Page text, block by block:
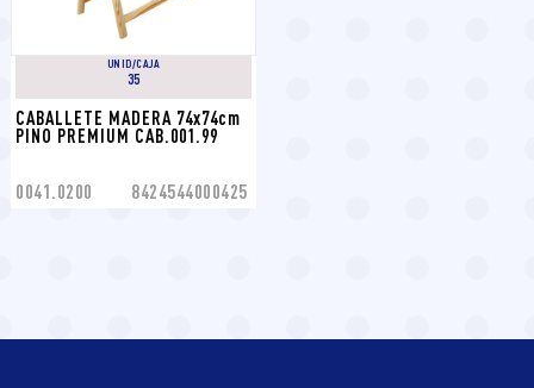
UNID/CAJA
35
CABALLETE MADERA 74x74cm
PINO PREMIUM CAB.001.99
0041.0200 8424544000425